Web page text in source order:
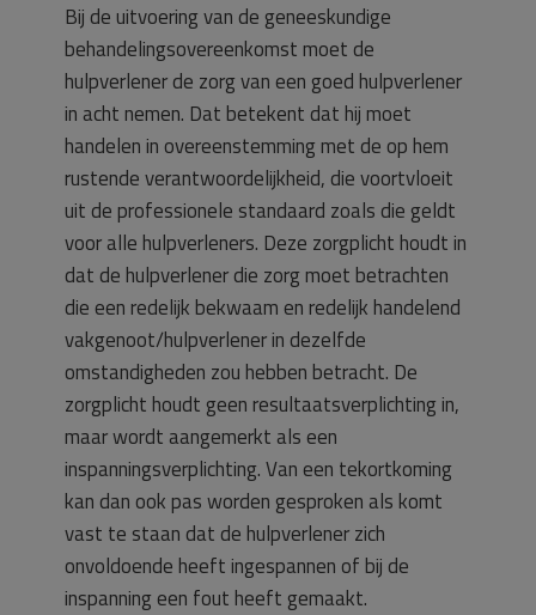
Bij de uitvoering van de geneeskundige
behandelingsovereenkomst moet de
hulpverlener de zorg van een goed hulpverlener
in acht nemen. Dat betekent dat hij moet
handelen in overeenstemming met de op hem
rustende verantwoordelijkheid, die voortvloeit
uit de professionele standaard zoals die geldt
voor alle hulpverleners. Deze zorgplicht houdt in
dat de hulpverlener die zorg moet betrachten
die een redelijk bekwaam en redelijk handelend
vakgenoot/hulpverlener in dezelfde
omstandigheden zou hebben betracht. De
zorgplicht houdt geen resultaatsverplichting in,
maar wordt aangemerkt als een
inspanningsverplichting. Van een tekortkoming
kan dan ook pas worden gesproken als komt
vast te staan dat de hulpverlener zich
onvoldoende heeft ingespannen of bij de
inspanning een fout heeft gemaakt.